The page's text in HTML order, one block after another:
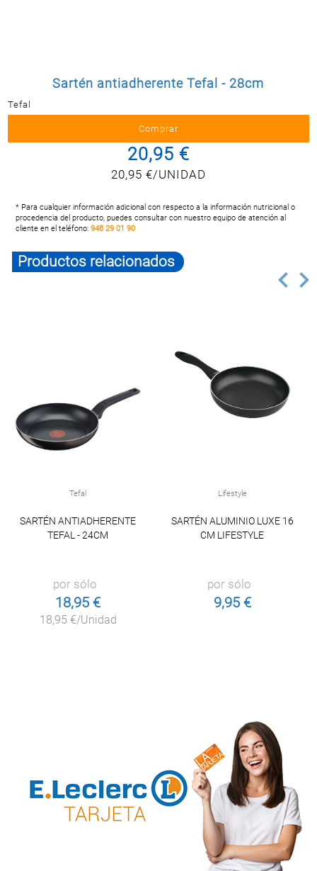
Sartén antiadherente Tefal - 28cm
Tefal
20,95 €
20,95 €/UNIDAD
* Para cualquier información adicional con respecto a la información nutricional o
procedencia del producto, puedes consultar con nuestro equipo de atención al
cliente en el teléfono:948 29 01 90
Productos relacionados
Tefal
SARTÉN ANTIADHERENTE
TEFAL - 24CM
por sólo
18,95 €
18,95 €/Unidad
Lifestyle
SARTÉN ALUMINIO LUXE 16
CM LIFESTYLE
por sólo
9,95 €